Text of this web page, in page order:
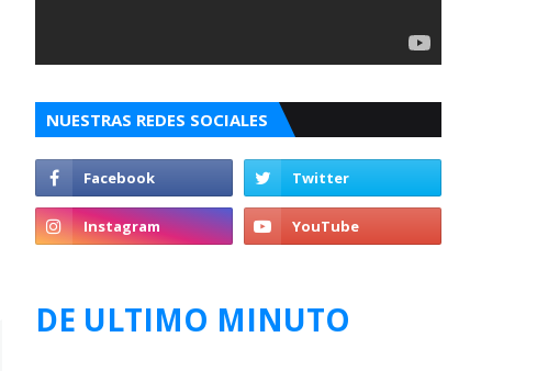
NUESTRAS REDES SOCIALES
DE ULTIMO MINUTO